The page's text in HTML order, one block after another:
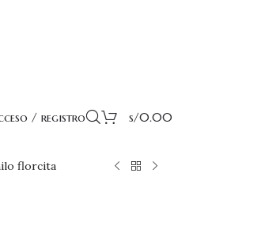
/ registro s/0.00
florcita